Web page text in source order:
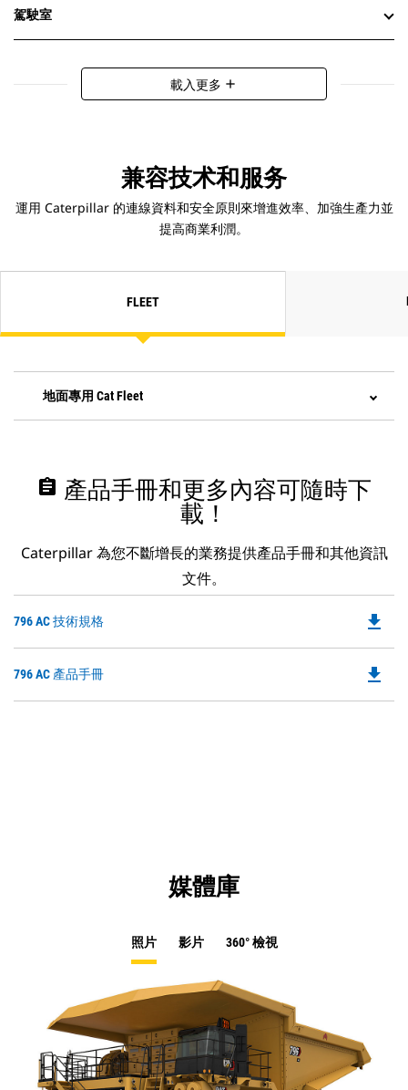
駕駛室
載入更多 add
兼容技术和服务
運用 Caterpillar 的連線資料和安全原則來增進效率、加強生產力並
提高商業利潤。
FLEET
地面專用 Cat Fleet
assignment 產品手冊和更多內容可隨時下
載！
Caterpillar 為您不斷增長的業務提供產品手冊和其他資訊
文件。
796 AC 技術規格
a
file_download
796 AC 產品手冊 file_download
媒體庫
照片 影片 360° 檢視